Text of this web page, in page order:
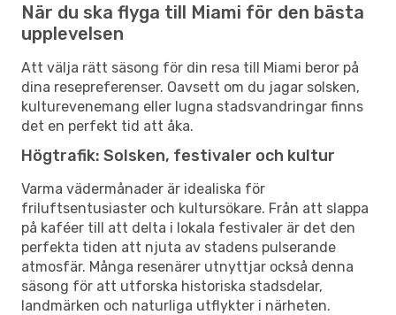
När du ska flyga till Miami för den bästa
upplevelsen
Att välja rätt säsong för din resa till Miami beror på
dina resepreferenser. Oavsett om du jagar solsken,
kulturevenemang eller lugna stadsvandringar finns
det en perfekt tid att åka.
Högtrafik: Solsken, festivaler och kultur
Varma vädermånader är idealiska för
friluftsentusiaster och kultursökare. Från att slappa
på kaféer till att delta i lokala festivaler är det den
perfekta tiden att njuta av stadens pulserande
atmosfär. Många resenärer utnyttjar också denna
säsong för att utforska historiska stadsdelar,
landmärken och naturliga utflykter i närheten.